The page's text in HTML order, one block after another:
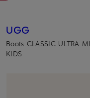
UGG
Boots CLASSIC ULTRA
KIDS